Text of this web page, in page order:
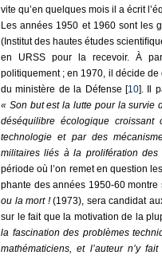
vite qu’en quelques mois il a écrit
Les années 1950 et 1960 sont les
(Institut des hautes études
en URSS pour la recevoir. À
politiquement ; en 1970, il décide de
du ministère de la Défense [10]. Il
« Son but est la lutte pour la survie
déséquilibre écologique
technologie et par des
militaires liés à la prolifération des
période où l’on remet en question
phante des années 1950-60 montre
ou la mort !(1973), sera candidat
sur le fait que la motivation de la
la fascination des problèmes
mathématiciens, et l’auteur n’y